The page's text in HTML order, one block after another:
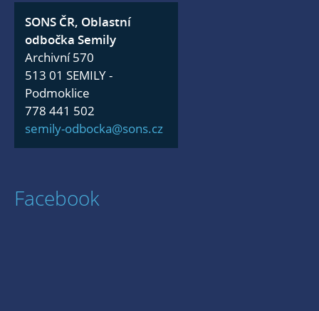
SONS ČR, Oblastní
odbočka Semily
Archivní 570
513 01 SEMILY -
Podmoklice
778 441 502
semily-odbocka@sons.cz
Facebook